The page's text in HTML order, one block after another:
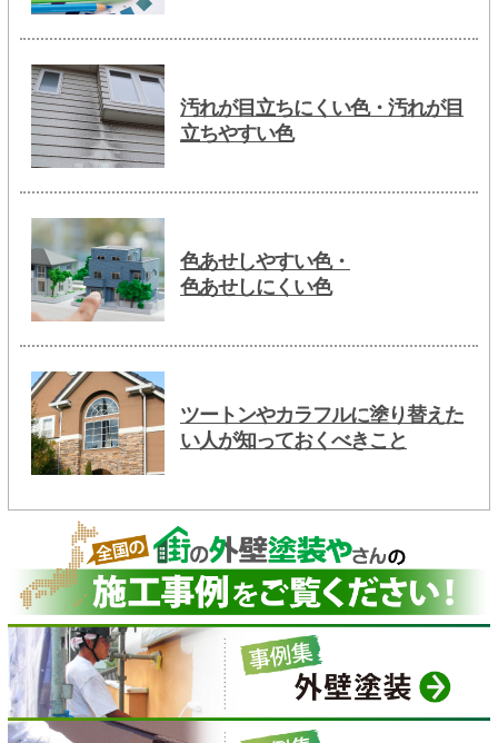
汚れが目立ちにくい色・汚れが目
立ちやすい色
色あせしやすい色・
色あせしにくい色
ツートンやカラフルに塗り替えた
い人が知っておくべきこと